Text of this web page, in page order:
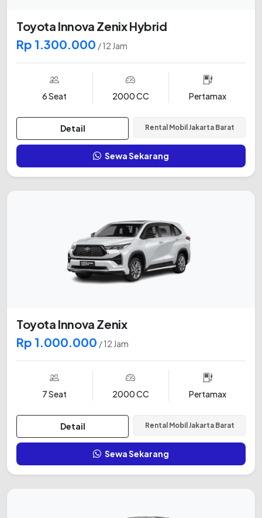
Toyota Innova Zenix Hybrid
Rp 1.300.000 / 12 Jam
6 Seat 2000 CC Pertamax
Detail Rental Mobil Jakarta Barat
Sewa Sekarang
Toyota Innova Zenix
Rp 1.000.000 / 12 Jam
7 Seat 2000 CC Pertamax
Detail Rental Mobil Jakarta Barat
Sewa Sekarang